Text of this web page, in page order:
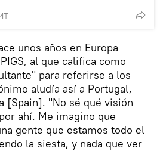
unos años en Europa
al que califica como
para referirse a los
aludía así a Portugal,
[Spain]. "No sé qué visión
ahí. Me imagino que
gente que estamos todo el
la siesta, y nada que ver